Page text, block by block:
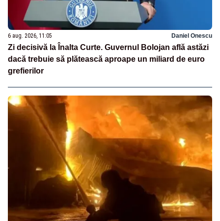
6 aug. 2026, 11:05 Daniel Onescu
Zi decisivă la Înalta Curte. Guvernul Bolojan află astăzi
dacă trebuie să plătească aproape un miliard de euro
grefierilor